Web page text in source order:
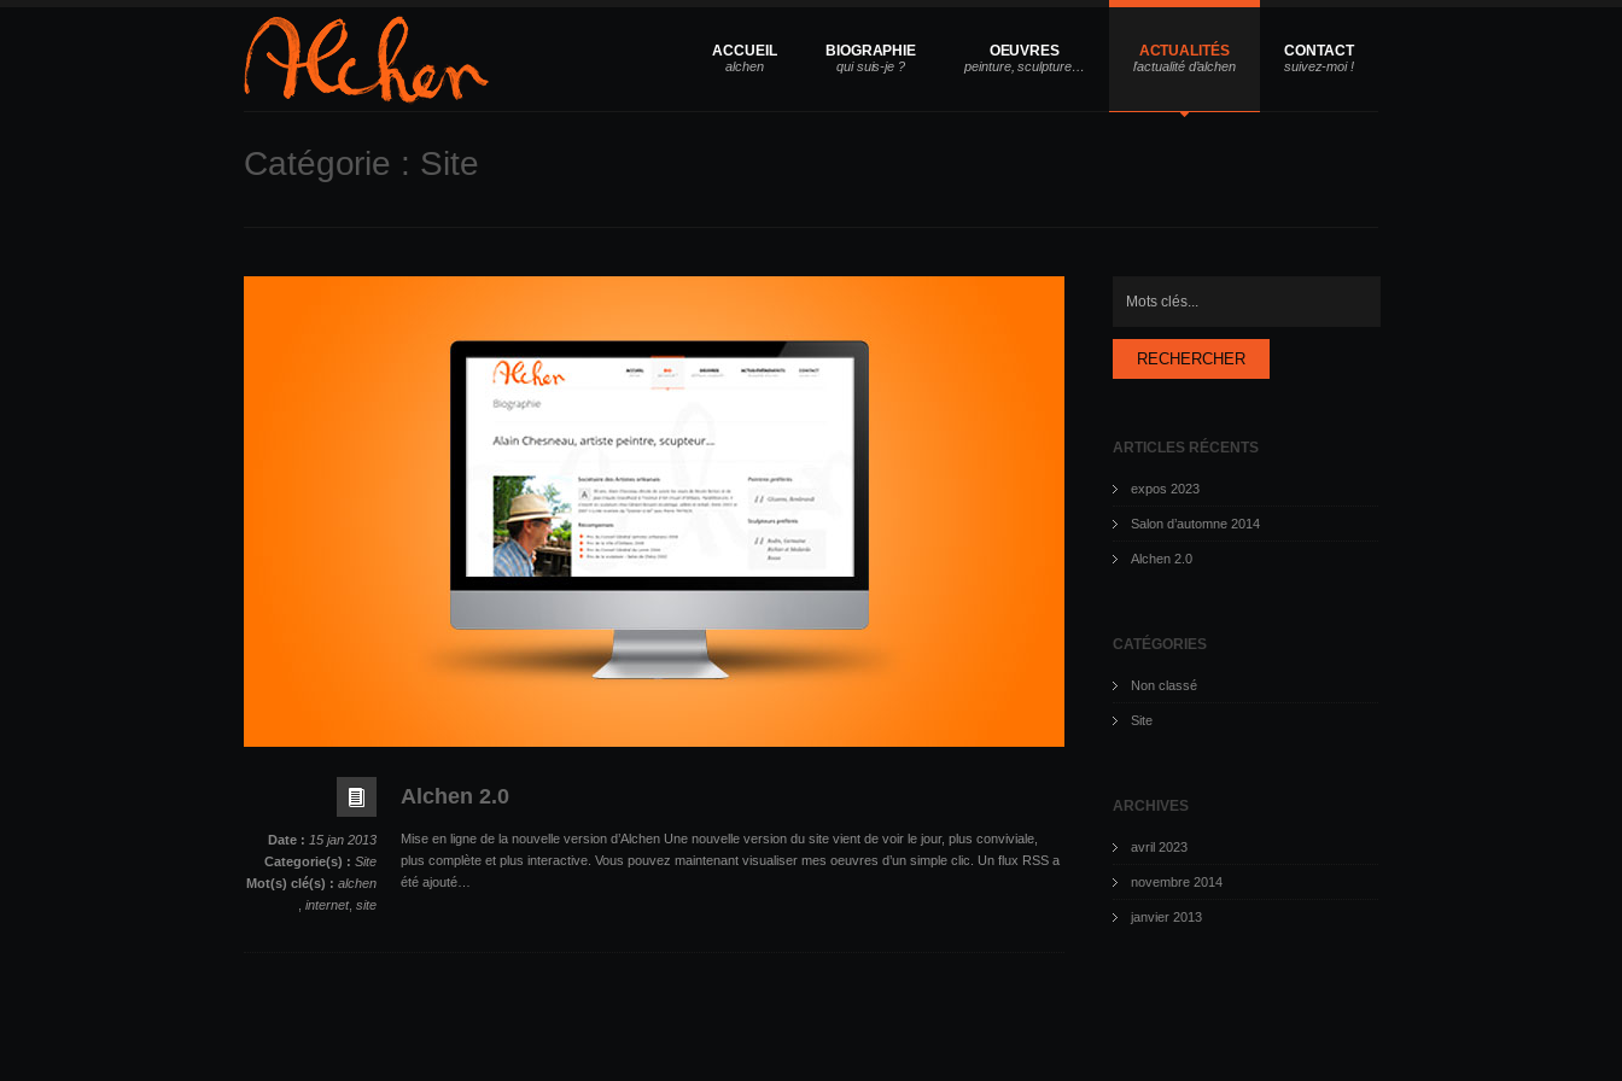
ACCUEIL BIOGRAPHIE OEUVRES ACTUALITÉS CONTACT
Catégorie : Site
Alchen 2.0
Mise en ligne de la nouvelle version d’Alchen Une nouvelle version du site vient de voir le jour, plus conviviale,
plus complète et plus interactive. Vous pouvez maintenant visualiser mes oeuvres d’un simple clic. Un flux RSS a
été ajouté…
Date : 15 jan 2013
Categorie(s) : Site
Mot(s) clé(s) : alchen
internet, site
ARTICLES RÉCENTS
expos 2023
Salon d’automne 2014
Alchen 2.0
CATÉGORIES
Non classé
Site
ARCHIVES
avril 2023
novembre 2014
janvier 2013